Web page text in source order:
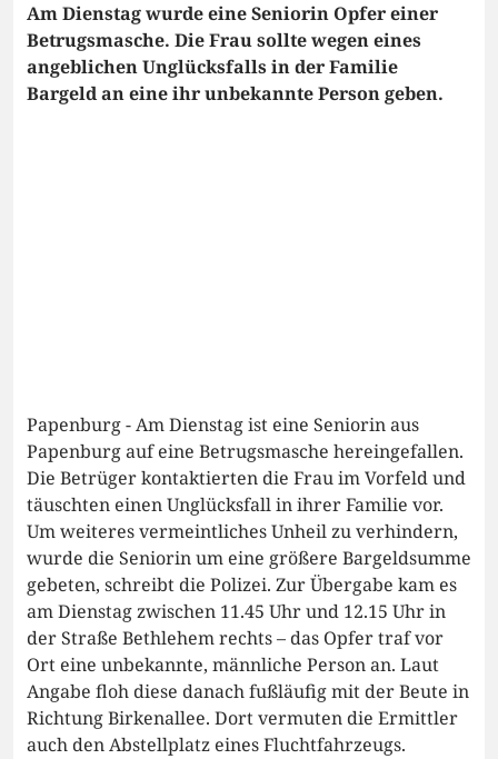
Am Dienstag wurde eine Seniorin Opfer einer
Betrugsmasche. Die Frau sollte wegen eines
angeblichen Unglücksfalls in der Familie
Bargeld an eine ihr unbekannte Person geben.
Papenburg - Am Dienstag ist eine Seniorin aus
Papenburg auf eine Betrugsmasche hereingefallen.
Die Betrüger kontaktierten die Frau im Vorfeld und
täuschten einen Unglücksfall in ihrer Familie vor.
Um weiteres vermeintliches Unheil zu verhindern,
wurde die Seniorin um eine größere Bargeldsumme
gebeten, schreibt die Polizei. Zur Übergabe kam es
am Dienstag zwischen 11.45 Uhr und 12.15 Uhr in
der Straße Bethlehem rechts – das Opfer traf vor
Ort eine unbekannte, männliche Person an. Laut
Angabe floh diese danach fußläufig mit der Beute in
Richtung Birkenallee. Dort vermuten die Ermittler
auch den Abstellplatz eines Fluchtfahrzeugs.